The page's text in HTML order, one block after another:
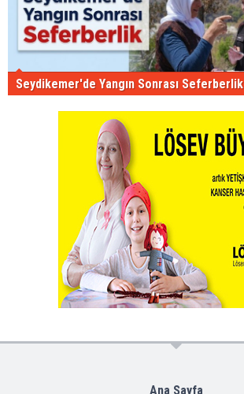
Seydikemer'de Yangın Sonrası Seferberlik
Ana Sayfa